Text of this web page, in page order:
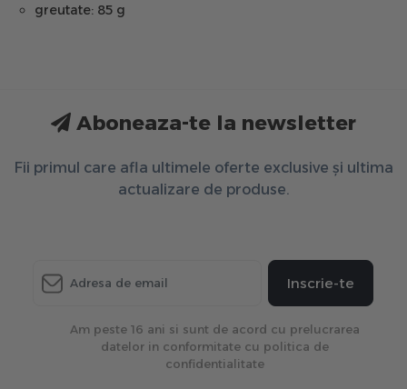
greutate: 85 g
Aboneaza-te la newsletter
Fii primul care afla ultimele oferte exclusive și ultima
actualizare de produse.
Inscrie-te
Am peste 16 ani si sunt de acord cu prelucrarea
datelor in conformitate cu politica de
confidentialitate